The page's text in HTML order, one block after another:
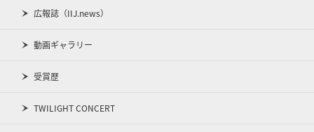
広報誌（IIJ.news）
動画ギャラリー
受賞歴
TWILIGHT CONCERT